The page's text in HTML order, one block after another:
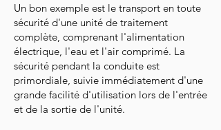
Un bon exemple est le transport en toute
sécurité d'une unité de traitement
complète, comprenant l'alimentation
électrique, l'eau et l'air comprimé. La
sécurité pendant la conduite est
primordiale, suivie immédiatement d'une
grande facilité d'utilisation lors de l'entrée
et de la sortie de l'unité.